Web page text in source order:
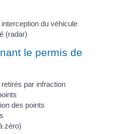
interception du véhicule
(radar)
le permis de
par infraction
des points
zéro)